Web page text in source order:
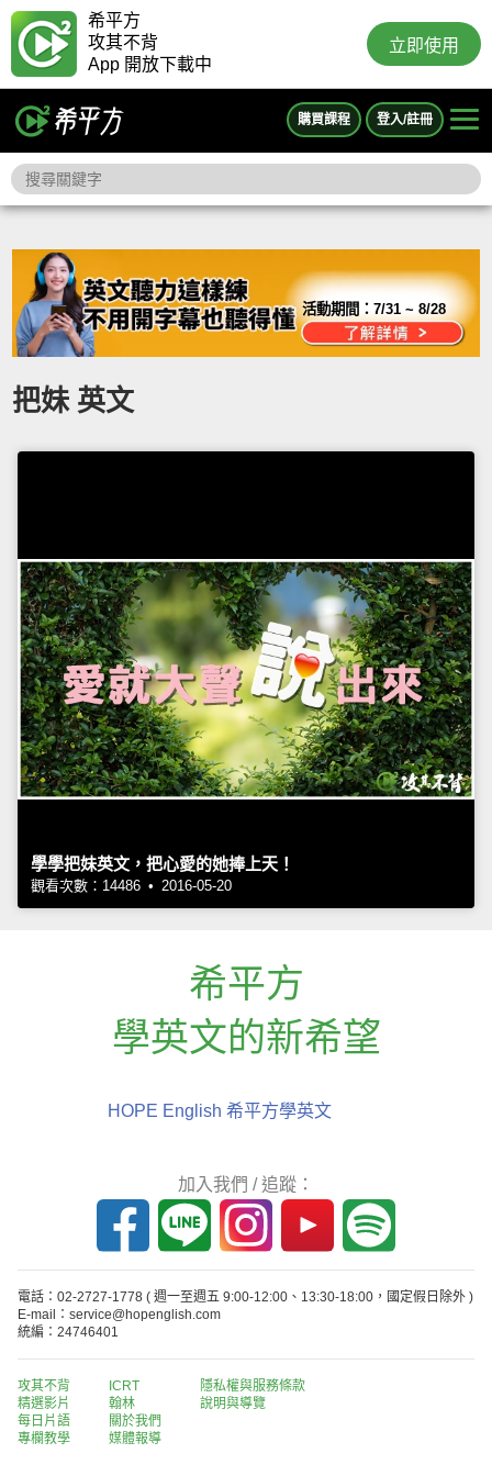
希平方
攻其不背
App 開放下載中
立即使用
購買課程 登入/註冊
活動期間：7/31 ~ 8/28
把妹 英文
學學把妹英文，把心愛的她捧上天！
觀看次數：14486 • 2016-05-20
希平方
學英文的新希望
HOPE English 希平方學英文
加入我們 / 追蹤：
電話：02-2727-1778 ( 週一至週五 9:00-12:00、13:30-18:00，國定假日除外 )
E-mail：service@hopenglish.com
統編：24746401
攻其不背
精選影片
每日片語
專欄教學
ICRT
翰林
關於我們
媒體報導
隱私權與服務條款
說明與導覽